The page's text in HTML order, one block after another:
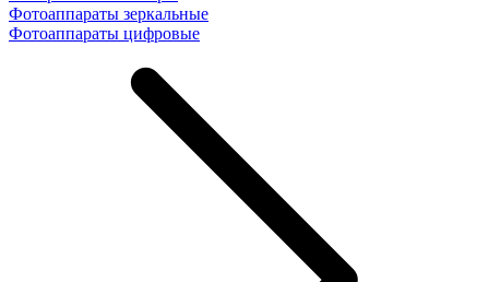
Фотоаппараты зеркальные
Фотоаппараты цифровые